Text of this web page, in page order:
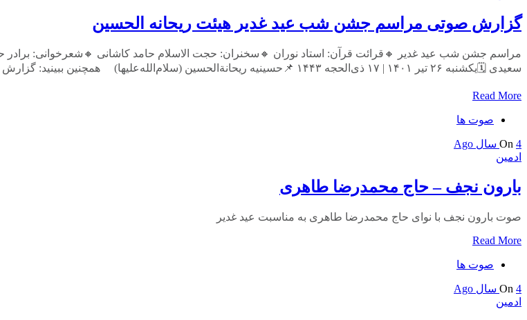
گزارش صوتی مراسم جشن شب عید غدیر هیئت ریحانه الحسین
مراسم جشن شب عید غدیر 🔸️قرائت قرآن: استاد نوران 🔸️سخنران: حجت الاسلام حامد کاشانی 🔸️شعرخوانی:
سعیدی 🗓یکشنبه ۲۶ تیر ۱۴۰۱ | ۱۷ ذی‌الحجه ۱۴۴۳ ️📌حسینیه ریحانة‌الحسین (سلام‌الله‌علیها) همچنین ببینید: گزارش تصویری مراسم جشن […]
Read More
صوت ها
On 4 سال Ago
ادمین
بارون نجف – حاج محمدرضا طاهری
صوت بارون نجف با نوای حاج محمدرضا طاهری به مناسبت عید غدیر
Read More
صوت ها
On 4 سال Ago
ادمین